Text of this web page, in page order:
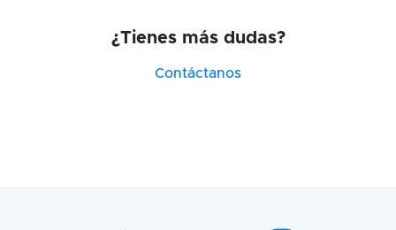
¿Tienes más dudas?
Contáctanos